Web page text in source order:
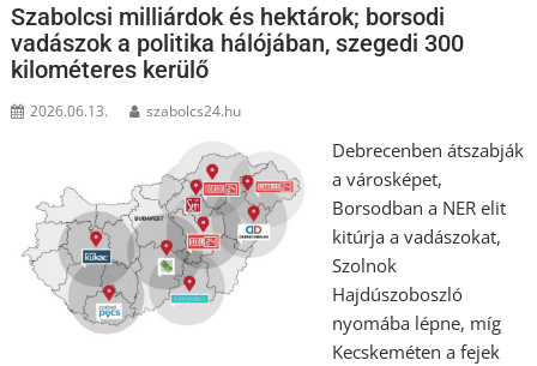
Szabolcsi milliárdok és hektárok; borsodi
vadászok a politika hálójában, szegedi 300
kilométeres kerülő
2026.06.13. szabolcs24.hu
Debrecenben átszabják
a városképet,
Borsodban a NER elit
kitúrja a vadászokat,
Szolnok
Hajdúszoboszló
nyomába lépne, míg
Kecskeméten a fejek